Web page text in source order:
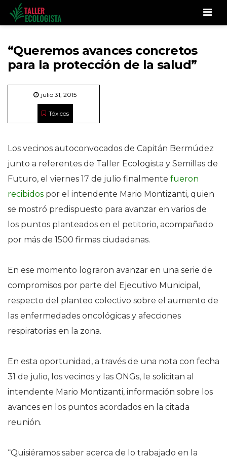
“Queremos avances concretos
para la protección de la salud”
julio 31, 2015
Tóxicos
Los vecinos autoconvocados de Capitán Bermúdez
junto a referentes de Taller Ecologista y Semillas de
Futuro, el viernes 17 de julio finalmente fueron
recibidos por el intendente Mario Montizanti, quien
se mostró predispuesto para avanzar en varios de
los puntos planteados en el petitorio, acompañado
por más de 1500 firmas ciudadanas.
En ese momento lograron avanzar en una serie de
compromisos por parte del Ejecutivo Municipal,
respecto del planteo colectivo sobre el aumento de
las enfermedades oncológicas y afecciones
respiratorias en la zona.
En esta oportunidad, a través de una nota con fecha
31 de julio, los vecinos y las ONGs, le solicitan al
intendente Mario Montizanti, información sobre los
avances en los puntos acordados en la citada
reunión.
“Quisiéramos saber acerca de lo trabajado en la